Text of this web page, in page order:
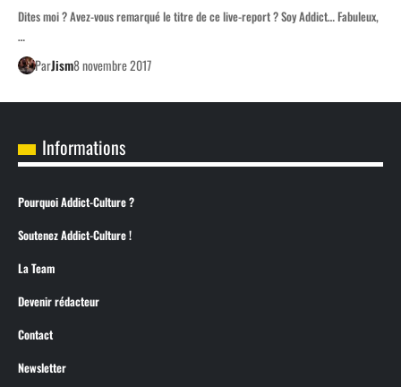
Dites moi ? Avez-vous remarqué le titre de ce live-report ? Soy Addict… Fabuleux,
…
ParJism8 novembre 2017
Informations
Pourquoi Addict-Culture ?
Soutenez Addict-Culture !
La Team
Devenir rédacteur
Contact
Newsletter